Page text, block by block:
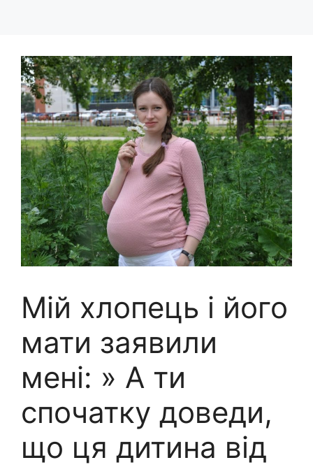
Мій хлопець і його
мати заявили
мені: » А ти
спочатку доведи,
що ця дитина від